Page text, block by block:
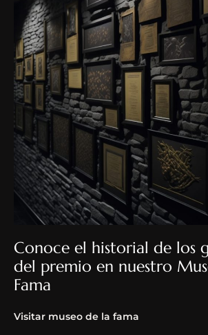
Conoce el historial de los
del premio en nuestro
Fama
Visitar museo de la fama